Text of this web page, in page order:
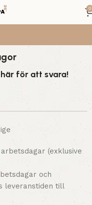
0
för att svara!
(exklusive
och
leveranstiden till